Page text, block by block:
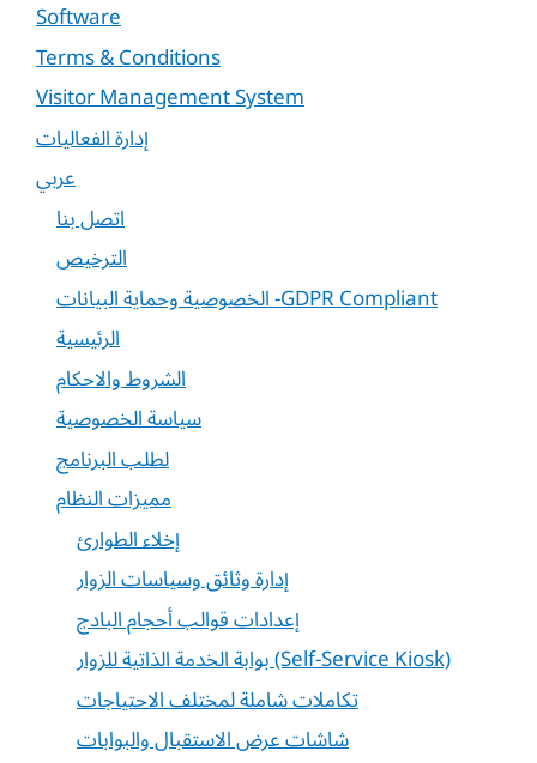
Software
Terms & Conditions
Visitor Management System
إدارة الفعاليات
عربي
اتصل بنا
الترخيص
الخصوصية وحماية البيانات -GDPR Compliant
الرئيسية
الشروط والاحكام
سياسة الخصوصية
لطلب البرنامج
مميزات النظام
إخلاء الطوارئ
إدارة وثائق وسياسات الزوار
إعدادات قوالب أحجام البادج
بوابة الخدمة الذاتية للزوار (Self-Service Kiosk)
تكاملات شاملة لمختلف الاحتياجات
شاشات عرض الاستقبال والبوابات